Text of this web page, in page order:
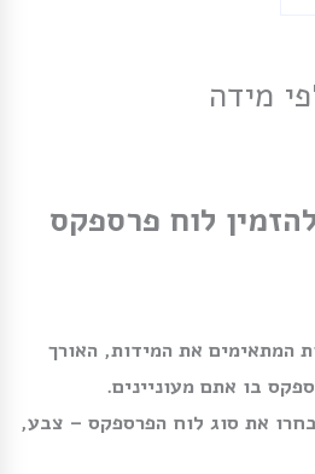
מידה
לוח פרספקס
המתאימים את המידות, האורך
בו אתם מעוניינים.
את סוג לוח הפרספקס – צבע,